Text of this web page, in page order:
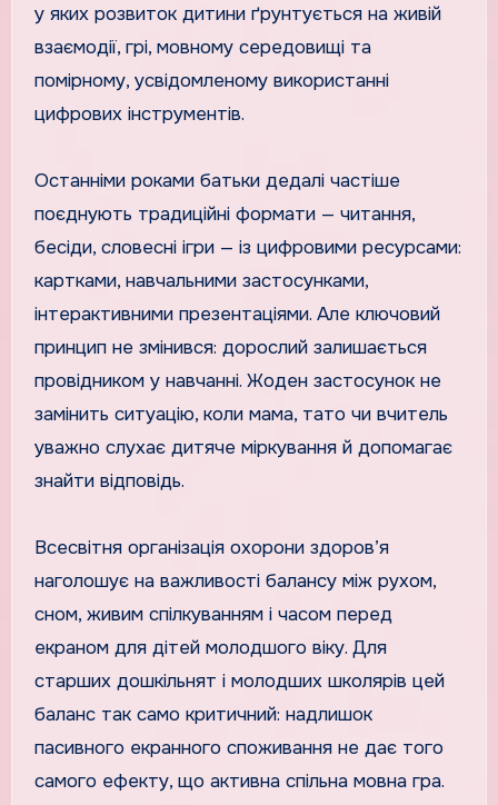
у яких розвиток дитини ґрунтується на живій
взаємодії, грі, мовному середовищі та
помірному, усвідомленому використанні
цифрових інструментів.
Останніми роками батьки дедалі частіше
поєднують традиційні формати — читання,
бесіди, словесні ігри — із цифровими ресурсами:
картками, навчальними застосунками,
інтерактивними презентаціями. Але ключовий
принцип не змінився: дорослий залишається
провідником у навчанні. Жоден застосунок не
замінить ситуацію, коли мама, тато чи вчитель
уважно слухає дитяче міркування й допомагає
знайти відповідь.
Всесвітня організація охорони здоров’я
наголошує на важливості балансу між рухом,
сном, живим спілкуванням і часом перед
екраном для дітей молодшого віку. Для
старших дошкільнят і молодших школярів цей
баланс так само критичний: надлишок
пасивного екранного споживання не дає того
самого ефекту, що активна спільна мовна гра.